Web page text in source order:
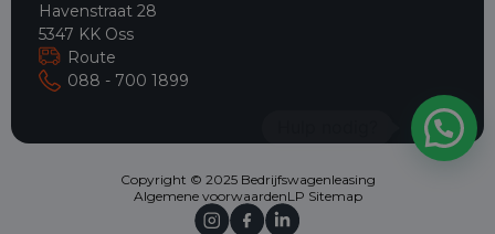
Havenstraat 28
5347 KK Oss
Route
088 - 700 1899
Copyright © 2025 Bedrijfswagenleasing
Algemene voorwaardenLP Sitemap